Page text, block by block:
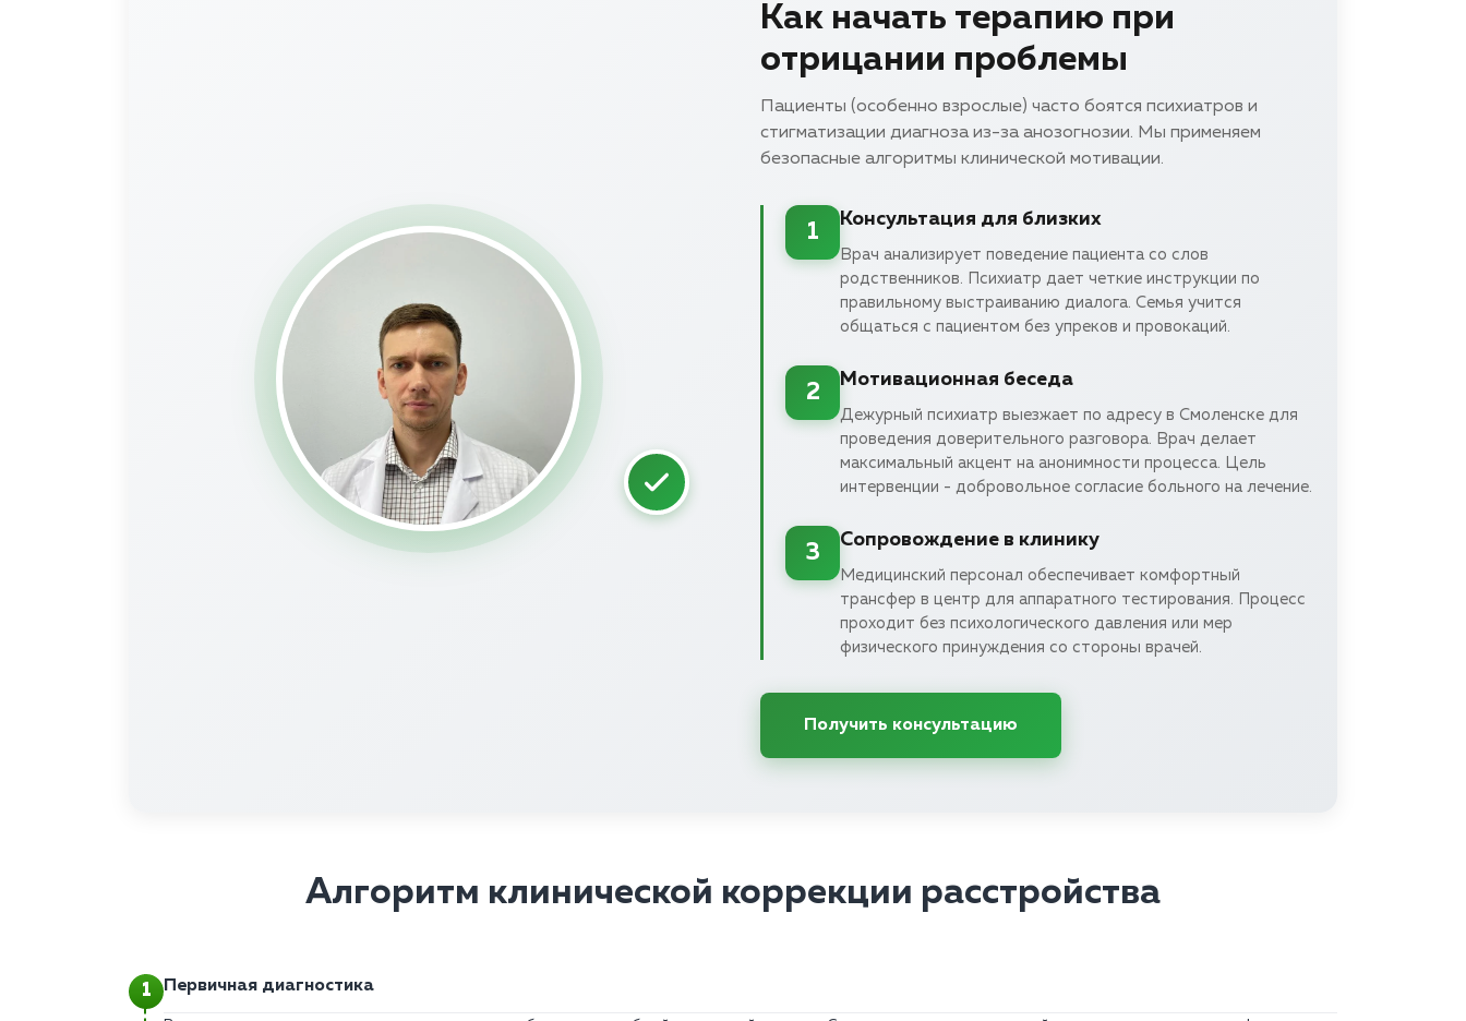
Как начать терапию при
отрицании проблемы
Пациенты (особенно взрослые) часто боятся психиатров и
стигматизации диагноза из-за анозогнозии. Мы применяем
безопасные алгоритмы клинической мотивации.
1
Консультация для близких
Врач анализирует поведение пациента со слов
родственников. Психиатр дает четкие инструкции по
правильному выстраиванию диалога. Семья учится
общаться с пациентом без упреков и провокаций.
2
Мотивационная беседа
Дежурный психиатр выезжает по адресу в Смоленске для
проведения доверительного разговора. Врач делает
максимальный акцент на анонимности процесса. Цель
интервенции - добровольное согласие больного на лечение.
3
Сопровождение в клинику
Медицинский персонал обеспечивает комфортный
трансфер в центр для аппаратного тестирования. Процесс
проходит без психологического давления или мер
физического принуждения со стороны врачей.
Получить консультацию
Алгоритм клинической коррекции расстройства
Первичная диагностика